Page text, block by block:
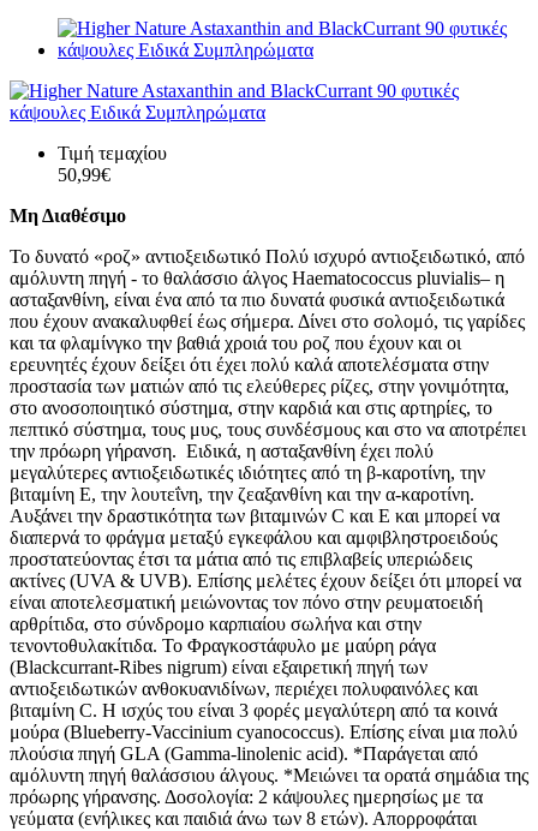
Τιμή τεμαχίου
50,99€
Μη Διαθέσιμο
Το δυνατό «ροζ» αντιοξειδωτικό Πολύ ισχυρό αντιοξειδωτικό, από
αμόλυντη πηγή - το θαλάσσιο άλγος Haematococcus pluvialis– η
ασταξανθίνη, είναι ένα από τα πιο δυνατά φυσικά αντιοξειδωτικά
που έχουν ανακαλυφθεί έως σήμερα. Δίνει στο σολομό, τις γαρίδες
και τα φλαμίνγκο την βαθιά χροιά του ροζ που έχουν και οι
ερευνητές έχουν δείξει ότι έχει πολύ καλά αποτελέσματα στην
προστασία των ματιών από τις ελεύθερες ρίζες, στην γονιμότητα,
στο ανοσοποιητικό σύστημα, στην καρδιά και στις αρτηρίες, το
πεπτικό σύστημα, τους μυς, τους συνδέσμους και στο να αποτρέπει
την πρόωρη γήρανση. Ειδικά, η ασταξανθίνη έχει πολύ
μεγαλύτερες αντιοξειδωτικές ιδιότητες από τη β-καροτίνη, την
βιταμίνη Ε, την λουτεΐνη, την ζεαξανθίνη και την α-καροτίνη.
Αυξάνει την δραστικότητα των βιταμινών C και E και μπορεί να
διαπερνά το φράγμα μεταξύ εγκεφάλου και αμφιβληστροειδούς
προστατεύοντας έτσι τα μάτια από τις επιβλαβείς υπεριώδεις
ακτίνες (UVA & UVB). Επίσης μελέτες έχουν δείξει ότι μπορεί να
είναι αποτελεσματική μειώνοντας τον πόνο στην ρευματοειδή
αρθρίτιδα, στο σύνδρομο καρπιαίου σωλήνα και στην
τενοντοθυλακίτιδα. To Φραγκοστάφυλο με μαύρη ράγα
(Blackcurrant-Ribes nigrum) είναι εξαιρετική πηγή των
αντιοξειδωτικών ανθοκυανιδίνων, περιέχει πολυφαινόλες και
βιταμίνη C. Η ισχύς του είναι 3 φορές μεγαλύτερη από τα κοινά
μούρα (Blueberry-Vaccinium cyanococcus). Επίσης είναι μια πολύ
πλούσια πηγή GLA (Gamma-linolenic acid). *Παράγεται από
αμόλυντη πηγή θαλάσσιου άλγους. *Μειώνει τα ορατά σημάδια της
πρόωρης γήρανσης. Δοσολογία: 2 κάψουλες ημερησίως με τα
γεύματα (ενήλικες και παιδιά άνω των 8 ετών). Απορροφάται